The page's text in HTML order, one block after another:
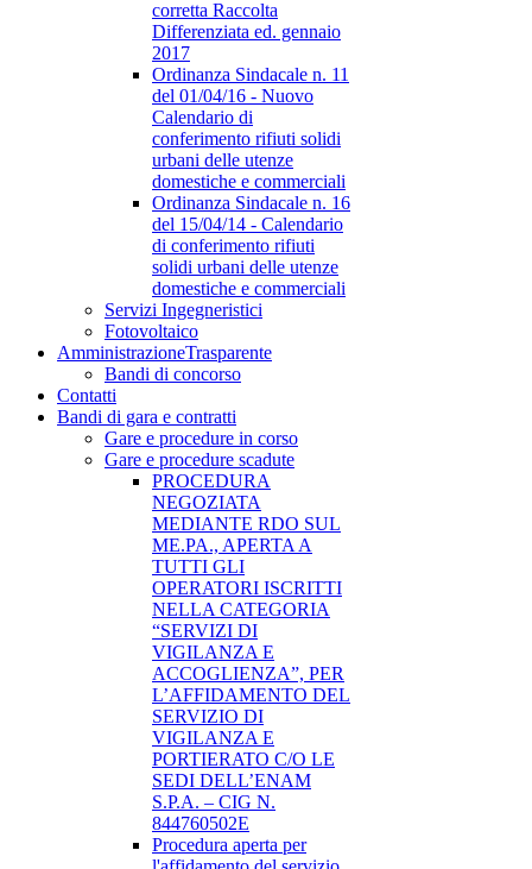
corretta Raccolta
Differenziata ed. gennaio
2017
Ordinanza Sindacale n. 11
del 01/04/16 - Nuovo
Calendario di
conferimento rifiuti solidi
urbani delle utenze
domestiche e commerciali
Ordinanza Sindacale n. 16
del 15/04/14 - Calendario
di conferimento rifiuti
solidi urbani delle utenze
domestiche e commerciali
Servizi Ingegneristici
Fotovoltaico
AmministrazioneTrasparente
Bandi di concorso
Contatti
Bandi di gara e contratti
Gare e procedure in corso
Gare e procedure scadute
PROCEDURA
NEGOZIATA
MEDIANTE RDO SUL
ME.PA., APERTA A
TUTTI GLI
OPERATORI ISCRITTI
NELLA CATEGORIA
“SERVIZI DI
VIGILANZA E
ACCOGLIENZA”, PER
L’AFFIDAMENTO DEL
SERVIZIO DI
VIGILANZA E
PORTIERATO C/O LE
SEDI DELL’ENAM
S.P.A. – CIG N.
844760502E
Procedura aperta per